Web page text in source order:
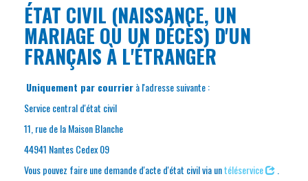
ÉTAT CIVIL (NAISSANCE, UN
MARIAGE OU UN DÉCÈS) D'UN
FRANÇAIS À L'ÉTRANGER
Uniquement par courrierà l'adresse suivante :
Service central d'état civil
11, rue de la Maison Blanche
44941 Nantes Cedex 09
Vous pouvez faire une demande d'acte d'état civil via untéléservice